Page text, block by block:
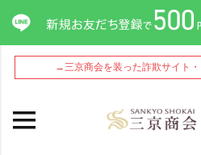
→三京商会を装った詐欺サイト